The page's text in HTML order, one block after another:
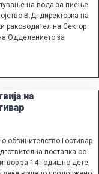
на вода за пиење.
В.Д. директорка на
раководител на Сектор
Одделението за
на
обвинителство Гостивар
постапка со
за 14-годишно дете,